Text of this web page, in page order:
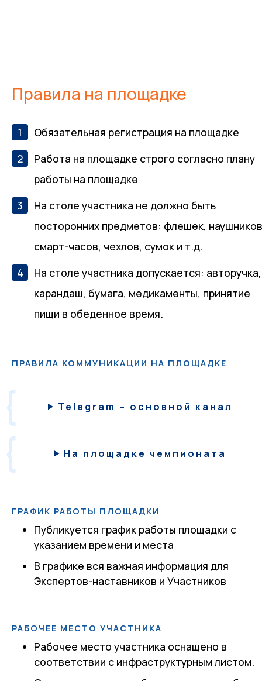
Правила на площадке
Обязательная регистрация на площадке
Работа на площадке строго согласно плану
работы на площадке
На столе участника не должно быть
посторонних предметов: флешек,
смарт-часов, чехлов, сумок и т.д.
На столе участника допускается: авторучка,
карандаш, бумага, медикаменты, принятие
пищи в обеденное время.
ПРАВИЛА КОММУНИКАЦИИ НА ПЛОЩАДКЕ
Telegram – основной канал
На площадке чемпионата
ГРАФИК РАБОТЫ ПЛОЩАДКИ
Публикуется график работы площадки с
указанием времени и места
В графике вся важная информация для
Экспертов-наставников и Участников
РАБОЧЕЕ МЕСТО УЧАСТНИКА
Рабочее место участника оснащено в
соответствии с инфраструктурным листом.